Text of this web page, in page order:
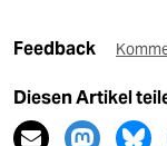
Feedback
Diesen Artikel